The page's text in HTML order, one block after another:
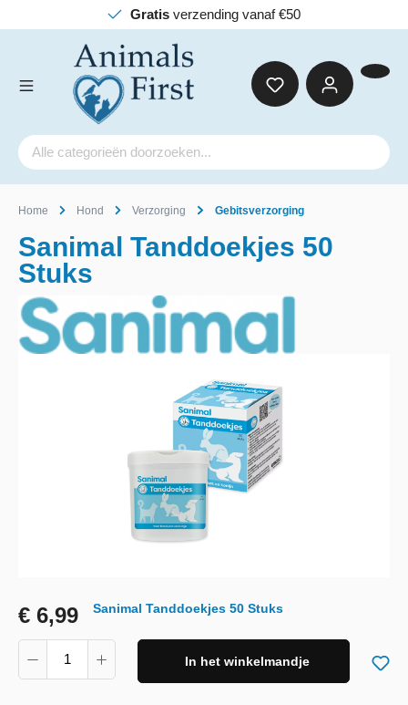
verzending vanaf €50
Home Hond Verzorging Gebitsverzorging
Sanimal Tanddoekjes 50
Stuks
€ 6,99 Sanimal Tanddoekjes 50 Stuks
In het winkelmandje